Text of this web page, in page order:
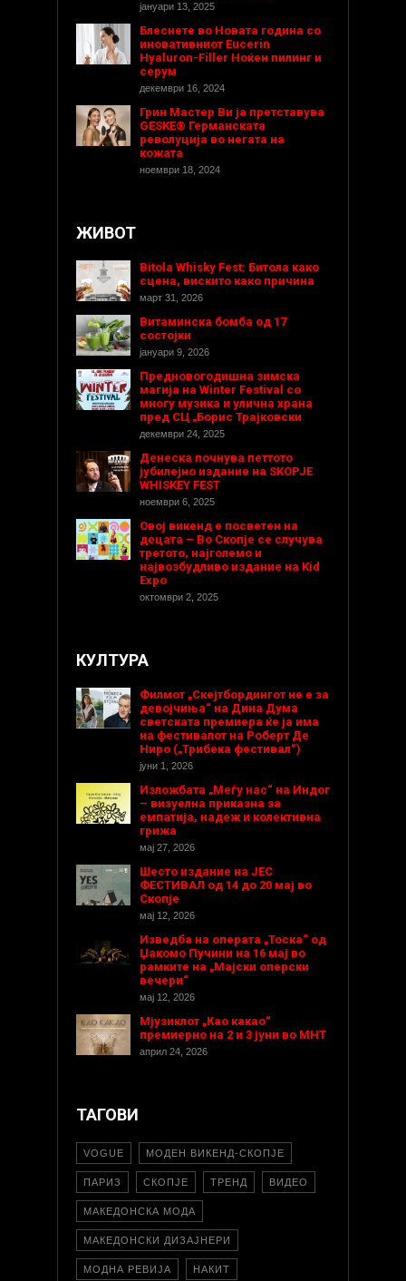
јануари 13, 2025
Блеснете во Новата година со
иновативниот Eucerin
Hyaluron-Filler Ноќен пилинг и
серум
декември 16, 2024
Грин Мастер Ви ја претставува
GESKE® Германската
револуција во негата на
кожата
ноември 18, 2024
ЖИВОТ
Bitola Whisky Fest: Битола како
сцена, вискито како причина
март 31, 2026
Витаминска бомба од 17
состојки
јануари 9, 2026
Предновогодишнa зимска
магија на Winter Festival со
многу музика и улична храна
пред СЦ „Борис Трајковски
декември 24, 2025
Денеска почнува петтото
јубилејно издание на SKOPJE
WHISKEY FEST
ноември 6, 2025
Овој викенд е посветен на
децата – Во Скопје се случува
третото, најголемо и
највозбудливо издание на Kid
Expo
октомври 2, 2025
КУЛТУРА
Филмот „Скејтбордингот не е за
девојчиња“ на Дина Дума
светската премиера ќе ја има
на фестивалот на Роберт Де
Ниро („Трибека фестивал“)
јуни 1, 2026
Изложбата „Меѓу нас“ на Индог
– визуелна приказна за
емпатија, надеж и колективна
грижа
мај 27, 2026
Шесто издание на ЈЕС
ФЕСТИВАЛ од 14 до 20 мај во
Скопје
мај 12, 2026
Изведба на операта „Тоска“ од
Џакомо Пучини на 16 мај во
рамките на „Мајски оперски
вечери“
мај 12, 2026
Мјузиклот „Као какао“
премиерно на 2 и 3 јуни во МНТ
април 24, 2026
ТАГОВИ
VOGUE МОДЕН ВИКЕНД-СКОПЈЕ
ПАРИЗ СКОПЈЕ ТРЕНД ВИДЕО
МАКЕДОНСКА МОДА
МАКЕДОНСКИ ДИЗАЈНЕРИ
МОДНА РЕВИЈА НАКИТ